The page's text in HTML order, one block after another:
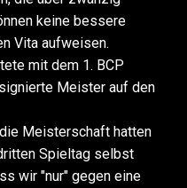
keine bessere
Vita aufweisen.
mit dem 1. BCP
Meister auf den
Meisterschaft hatten
Spieltag selbst
wir "nur" gegen eine